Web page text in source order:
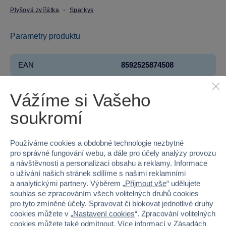
Plyšová zvířátka Sparkys
Parametry produktu
EAN 8592525874508
Značka Sparkys
Pohlaví HOLKA, KLUK
Materiál PLYŠ
Šířka 14
Výška 27
Vážíme si Vašeho
soukromí
Používáme cookies a obdobné technologie nezbytné
pro správné fungování webu, a dále pro účely analýzy provozu
a návštěvnosti a personalizaci obsahu a reklamy. Informace
o užívání našich stránek sdílíme s našimi reklamními
a analytickými partnery. Výběrem „Přijmout vše“ udělujete
souhlas se zpracováním všech volitelných druhů cookies
pro tyto zmíněné účely. Spravovat či blokovat jednotlivé druhy
cookies můžete v „Nastavení cookies“. Zpracování volitelných
cookies můžete také odmítnout. Více informací v Zásadách